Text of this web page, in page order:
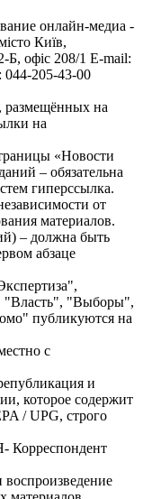
онлайн-медиа -
Київ,
офіс 208/1 E-mail:
044-205-43-00
размещённых на
на
«Новости
– обязательна
гиперссылка.
от
материалов.
– должна быть
абзаце
"Власть", "Выборы",
публикуются на
с
и
которое содержит
/ UPG, строго
Корреспондент